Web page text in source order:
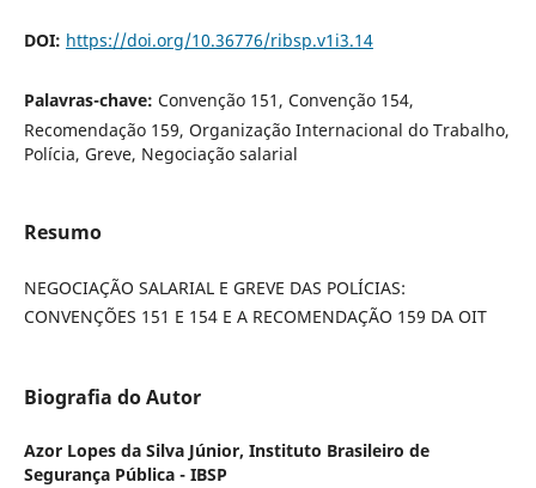
DOI: https://doi.org/10.36776/ribsp.v1i3.14
Palavras-chave: Convenção 151, Convenção 154,
Recomendação 159, Organização Internacional do Trabalho,
Polícia, Greve, Negociação salarial
Resumo
NEGOCIAÇÃO SALARIAL E GREVE DAS POLÍCIAS:
CONVENÇÕES 151 E 154 E A RECOMENDAÇÃO 159 DA OIT
Biografia do Autor
Azor Lopes da Silva Júnior, Instituto Brasileiro de
Segurança Pública - IBSP